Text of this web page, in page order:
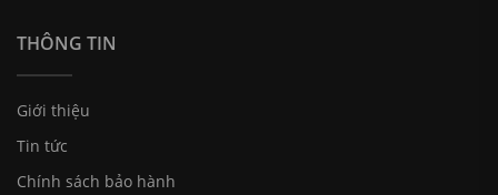
THÔNG TIN
Giới thiệu
Tin tức
Chính sách bảo hành